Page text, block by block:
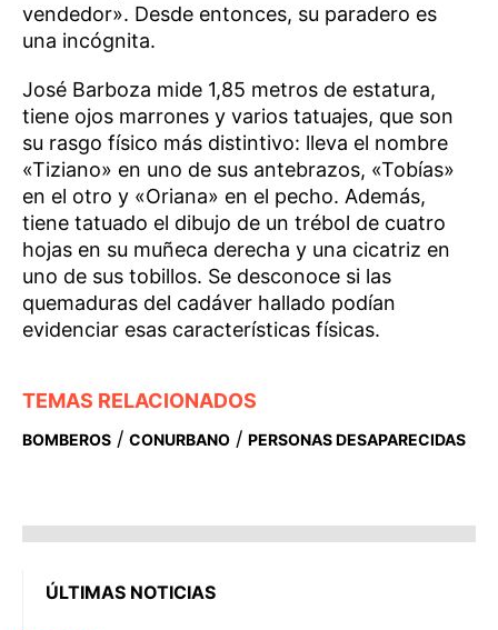
vendedor». Desde entonces, su paradero es
una incógnita.
José Barboza mide 1,85 metros de estatura,
tiene ojos marrones y varios tatuajes, que son
su rasgo físico más distintivo: lleva el nombre
«Tiziano» en uno de sus antebrazos, «Tobías»
en el otro y «Oriana» en el pecho. Además,
tiene tatuado el dibujo de un trébol de cuatro
hojas en su muñeca derecha y una cicatriz en
uno de sus tobillos. Se desconoce si las
quemaduras del cadáver hallado podían
evidenciar esas características físicas.
TEMAS RELACIONADOS
BOMBEROS / CONURBANO / PERSONAS DESAPARECIDAS
ÚLTIMAS NOTICIAS